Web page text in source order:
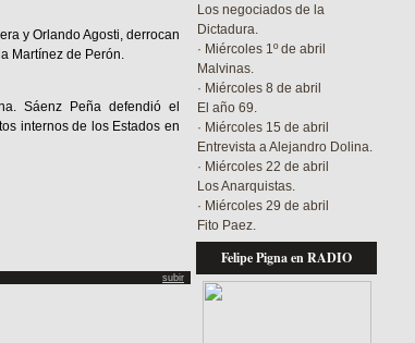
Los negociados de la
Dictadura.
· Miércoles 1º de abril
Malvinas.
· Miércoles 8 de abril
El año 69.
· Miércoles 15 de abril
Entrevista a Alejandro Dolina.
· Miércoles 22 de abril
Los Anarquistas.
· Miércoles 29 de abril
Fito Paez.
Felipe Pigna en RADIO
y Orlando Agosti, derrocan
Martínez de Perón.
Sáenz Peña defendió el
internos de los Estados en
subir